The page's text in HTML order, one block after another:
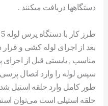
دستگاهها دریافت میکنند .
طرز کار با دستگاه پرس لوله 5 لایه
بعد از اجرای لوله کشی و
مناسب , بایستی قبل از اجرای
سپس لوله را وارد اتصال پرسی
طور کامل وارد حلقه استیل
حلقه استیلی است می‌توان